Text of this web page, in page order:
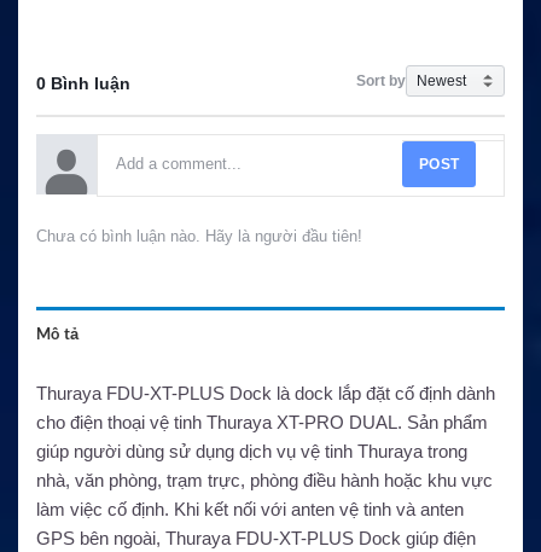
0 Bình luận Sort by
POST
Chưa có bình luận nào. Hãy là người đầu tiên!
Mô tả
Thuraya FDU-XT-PLUS Dock là dock lắp đặt cố định dành
cho điện thoại vệ tinh Thuraya XT-PRO DUAL. Sản phẩm
giúp người dùng sử dụng dịch vụ vệ tinh Thuraya trong
nhà, văn phòng, trạm trực, phòng điều hành hoặc khu vực
làm việc cố định. Khi kết nối với anten vệ tinh và anten
GPS bên ngoài, Thuraya FDU-XT-PLUS Dock giúp điện